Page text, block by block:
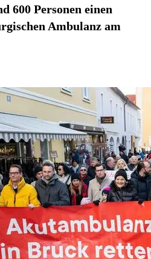
600 Personen einen
Ambulanz am